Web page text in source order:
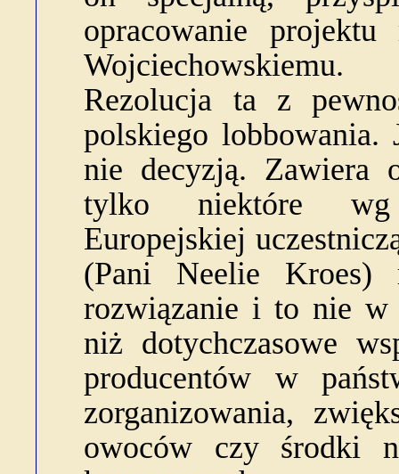
opracowanie projektu
Wojciechowskiemu.
Rezolucja ta z
polskiego lobbowania.
nie decyzją. Zawiera
tylko niektóre wg
Europejskiej
(Pani Neelie Kroes)
rozwiązanie i to nie w
niż dotychczasowe
producentów w
zorganizowania,
owoców czy środki